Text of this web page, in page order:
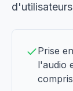
Prise
l'audio